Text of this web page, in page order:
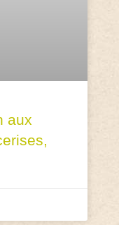
aux